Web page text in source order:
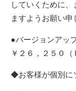
していくために
ますようお願い申
●バージョンアッ
￥２６，２５０（
◆お客様が個別に